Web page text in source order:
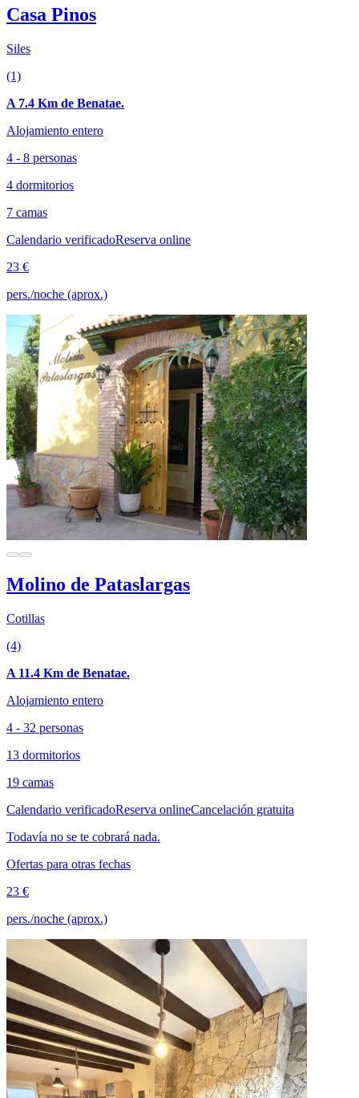
Casa Pinos
Siles
(1)
A 7.4 Km de Benatae.
Alojamiento entero
4 - 8 personas
4 dormitorios
7 camas
Calendario verificadoReserva online
23 €
pers./noche (aprox.)
Molino de Pataslargas
Cotillas
(4)
A 11.4 Km de Benatae.
Alojamiento entero
4 - 32 personas
13 dormitorios
19 camas
Calendario verificadoReserva onlineCancelación gratuita
Todavía no se te cobrará nada.
Ofertas para otras fechas
23 €
pers./noche (aprox.)